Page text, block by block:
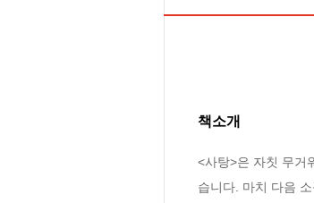
책소개
<사탕>은 자칫 무거
습니다. 마치 다음